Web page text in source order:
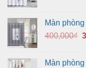
Màn
400,000₫
Màn